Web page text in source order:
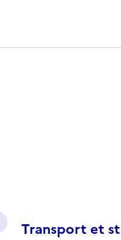
Transport et